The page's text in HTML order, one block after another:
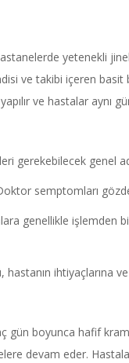
yetenekli
ve takibi içeren
ve hastalar aynı
gerekebilecek genel
semptomları
genellikle işlemden
hastanın ihtiyaçlarına
boyunca hafif
devam eder.